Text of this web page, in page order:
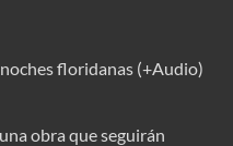
floridanas (+Audio)
obra que seguirán